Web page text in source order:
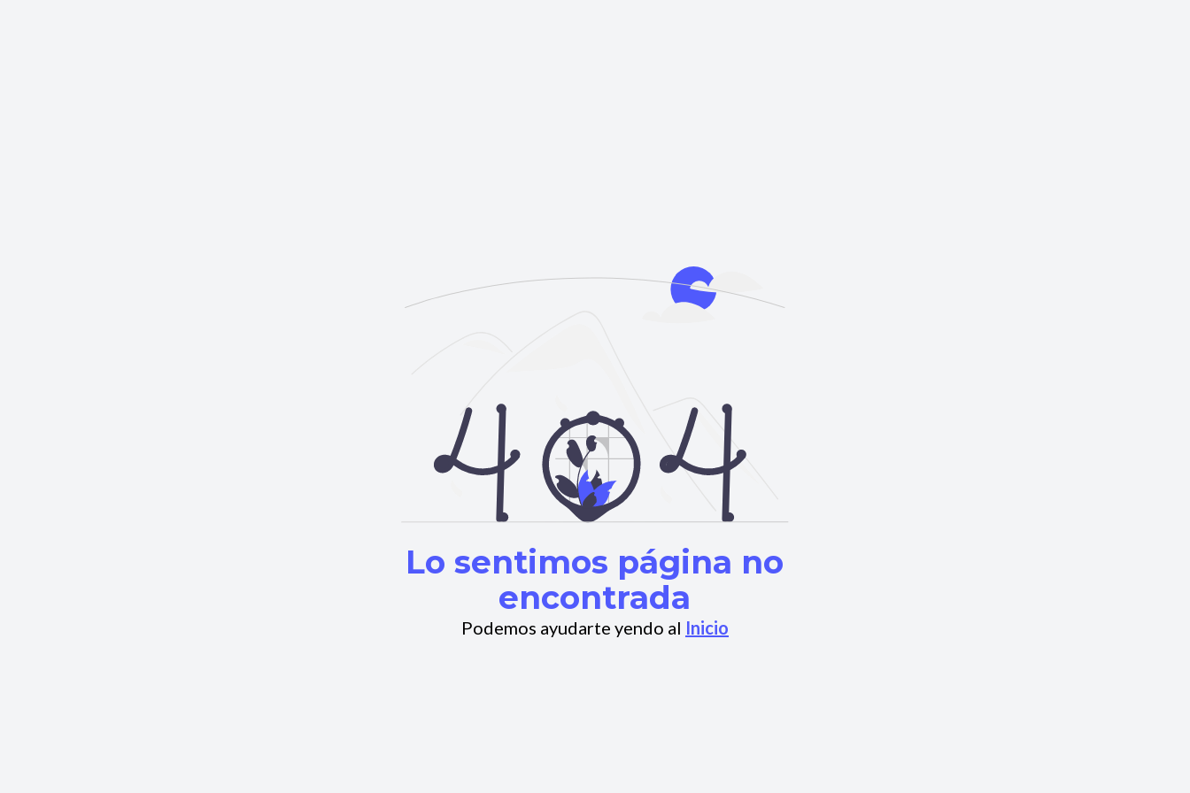
Lo sentimos página no
encontrada
Podemos ayudarte yendo al Inicio